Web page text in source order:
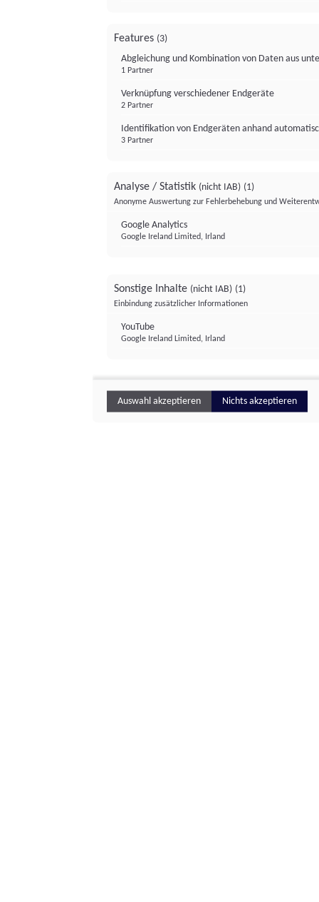
Features (3)
Abgleichung und Kombination von Daten aus
1 Partner
Verknüpfung verschiedener Endgeräte
2 Partner
Identifikation von Endgeräten anhand
3 Partner
Analyse / Statistik (nicht IAB) (1)
Anonyme Auswertung zur Fehlerbehebung und
Google Analytics
Google Ireland Limited, Irland
Sonstige Inhalte (nicht IAB) (1)
Einbindung zusätzlicher Informationen
YouTube
Google Ireland Limited, Irland
Auswahl akzeptieren Nichts akzeptieren